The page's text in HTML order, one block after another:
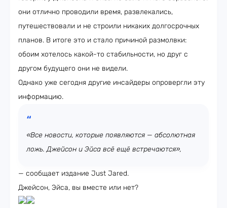
они отлично проводили время, развлекались,
путешествовали и не строили никаких долгосрочных
планов. В итоге это и стало причиной размолвки:
обоим хотелось какой-то стабильности, но друг с
другом будущего они не видели.
Однако уже сегодня другие инсайдеры опровергли эту
информацию.
«Все новости, которые появляются — абсолютная
ложь. Джейсон и Эйса всё ещё встречаются»,
— сообщает издание Just Jared.
Джейсон, Эйса, вы вместе или нет?